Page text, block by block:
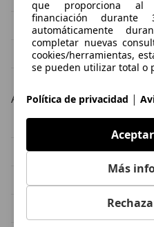
Mercedes-Benz GLC 220 blanco
Mercedes-Benz GLC 220 plateado
Año
Mercedes-Benz GLC 220 2019
Mercedes-Benz GLC 220 2025
que proporciona al
financiación
automáticamente
completar nuevas
cookies/herramientas,
se pueden utilizar total o
Política de privacidad |
Más